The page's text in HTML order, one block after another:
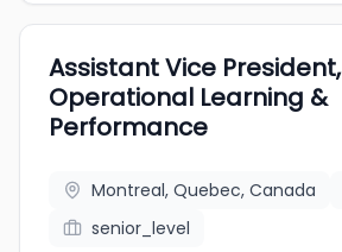
Assistant Vice President,
Operational Learning &
Performance
Montreal, Quebec, Canada
senior_level